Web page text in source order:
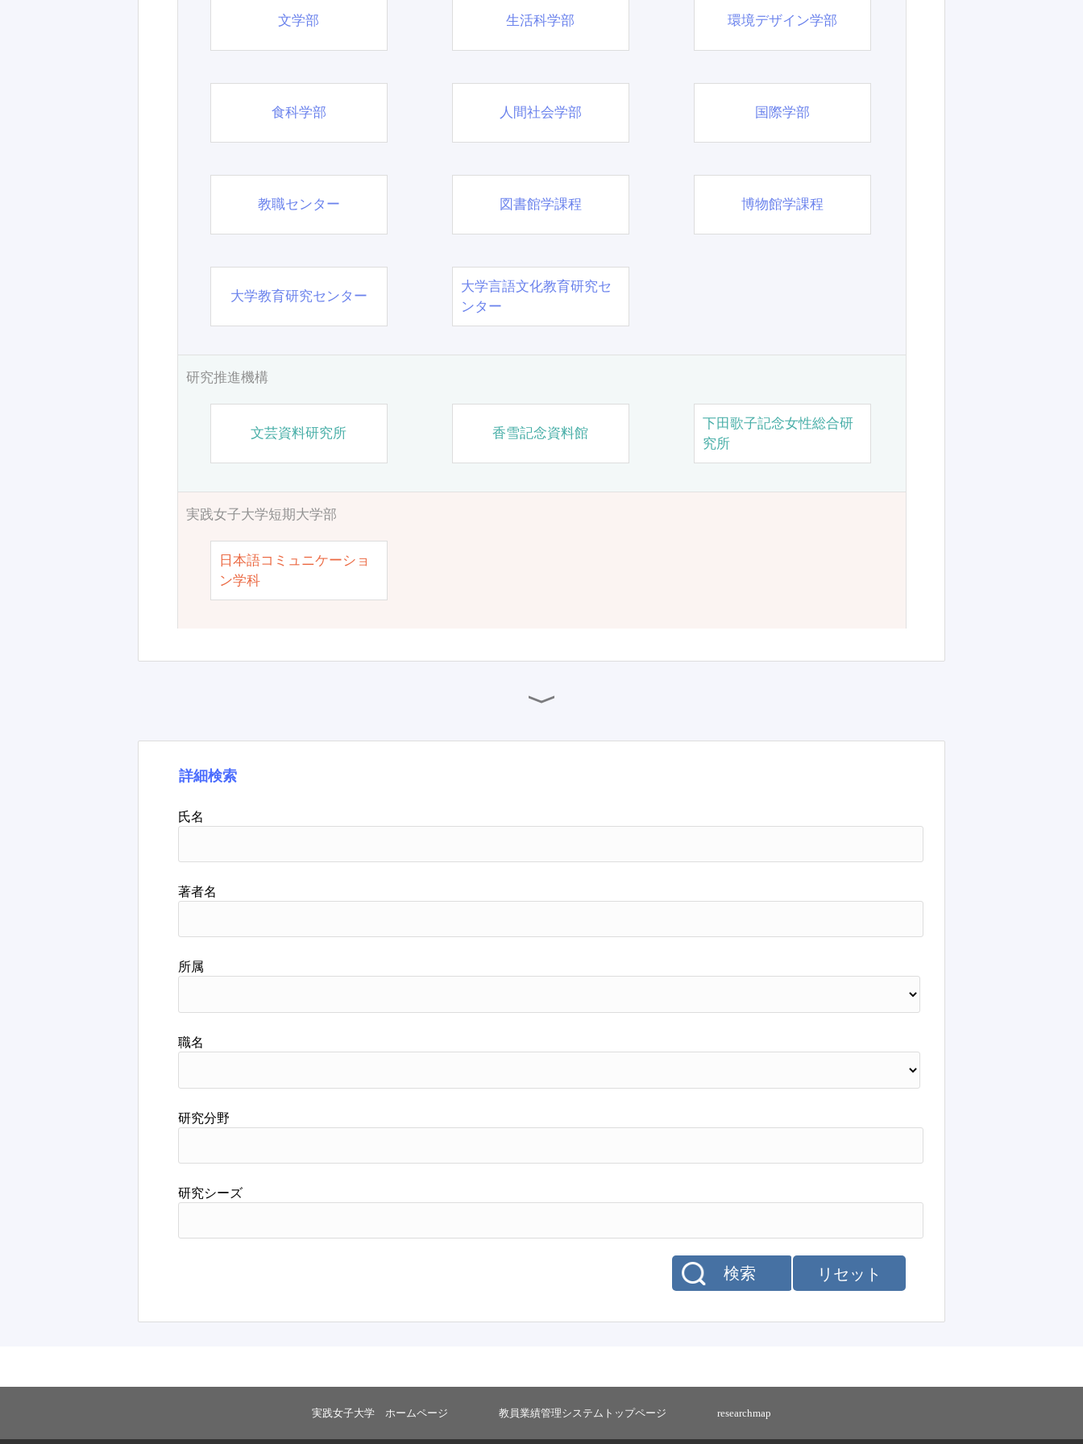
文学部 生活科学部 環境デザイン学部
食科学部 人間社会学部 国際学部
教職センター 図書館学課程 博物館学課程
大学教育研究センター
大学言語文化教育研究セ
ンター
研究推進機構
文芸資料研究所 香雪記念資料館
下田歌子記念女性総合研
究所
実践女子大学短期大学部
日本語コミュニケーショ
ン学科
詳細検索
氏名
著者名
所属
職名
研究分野
研究シーズ
リセット
検索
実践女子大学 ホームページ 教員業績管理システムトップページ researchmap